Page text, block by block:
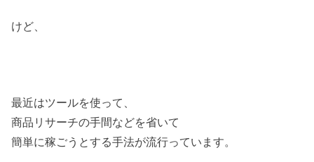
けど、
最近はツールを使って、
商品リサーチの手間などを省いて
簡単に稼ごうとする手法が流行っています。